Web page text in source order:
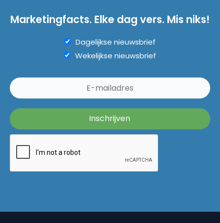
Marketingfacts. Elke dag vers. Mis niks!
Dagelijkse nieuwsbrief
Wekelijkse nieuwsbrief